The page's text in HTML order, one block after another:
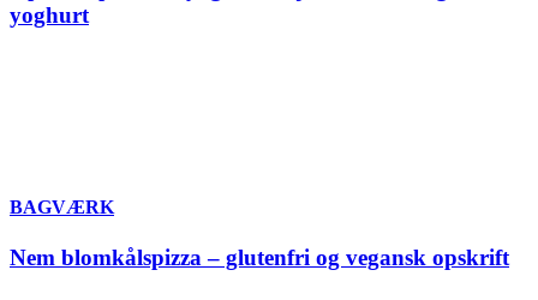
yoghurt
BAGVÆRK
Nem blomkålspizza – glutenfri og vegansk opskrift